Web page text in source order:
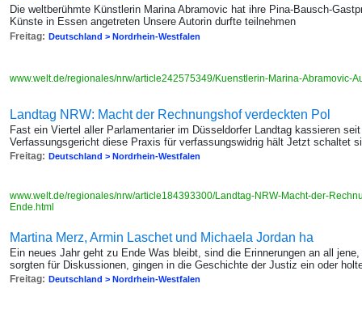
Die weltberühmte Künstlerin Marina Abramovic hat ihre Pina-Bausch-
Künste in Essen angetreten Unsere Autorin durfte teilnehmen
Freitag: Deutschland > Nordrhein-Westfalen
www.welt.de/regionales/nrw/article242575349/Kuenstlerin-Marina-Abramovic-
Landtag NRW: Macht der Rechnungshof verdeckten Pol
Fast ein Viertel aller Parlamentarier im Düsseldorfer Landtag kassieren
Verfassungsgericht diese Praxis für verfassungswidrig hält Jetzt schaltet
Freitag: Deutschland > Nordrhein-Westfalen
www.welt.de/regionales/nrw/article184393300/Landtag-NRW-Macht-der-
Ende.html
Martina Merz, Armin Laschet und Michaela Jordan ha
Ein neues Jahr geht zu Ende Was bleibt, sind die Erinnerungen an all
sorgten für Diskussionen, gingen in die Geschichte der Justiz ein oder
Freitag: Deutschland > Nordrhein-Westfalen